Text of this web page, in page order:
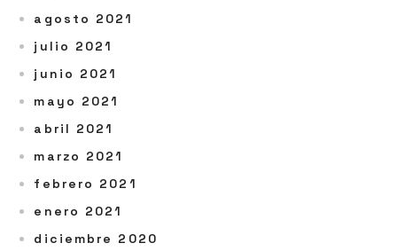
agosto 2021
julio 2021
junio 2021
mayo 2021
abril 2021
marzo 2021
febrero 2021
enero 2021
diciembre 2020